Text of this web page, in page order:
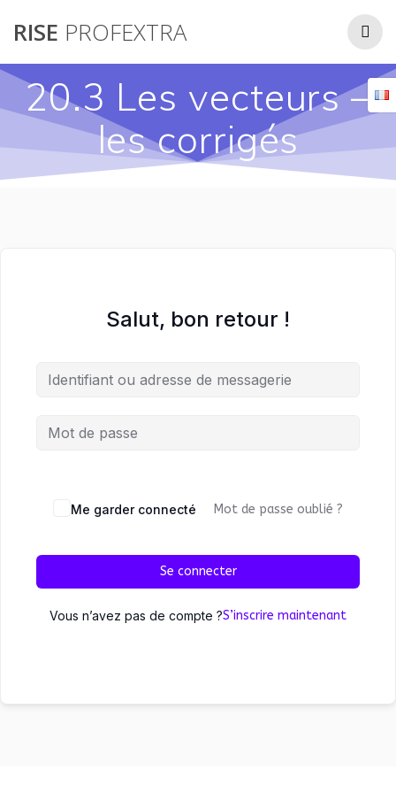
RISE PROFEXTRA
20.3 Les vecteurs –
les corrigés
Salut, bon retour !
Me garder connecté Mot de passe oublié ?
Se connecter
Vous n’avez pas de compte ?S’inscrire maintenant